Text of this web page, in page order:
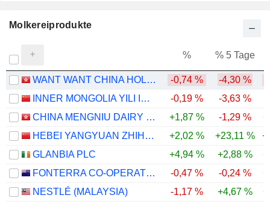
Molkereiprodukte
% % 5 Tage
WANT WANT CHINA HOLDINGS LIMITED -0,74 % -4,30 %
INNER MONGOLIA YILI INDUSTRIAL GROUP CO., LTD.
-0,19 % -3,63 %
CHINA MENGNIU DAIRY COMPANY LIMITED
+1,87 % -1,29 %
HEBEI YANGYUAN ZHIHUI BEVERAGE CO., LTD.
+2,02 % +23,11 %
GLANBIA PLC
+4,94 % +2,88 %
FONTERRA CO-OPERATIVE GROUP LIMITED
-0,47 % -0,24 %
NESTLÉ (MALAYSIA)
-1,17 % +4,67 %